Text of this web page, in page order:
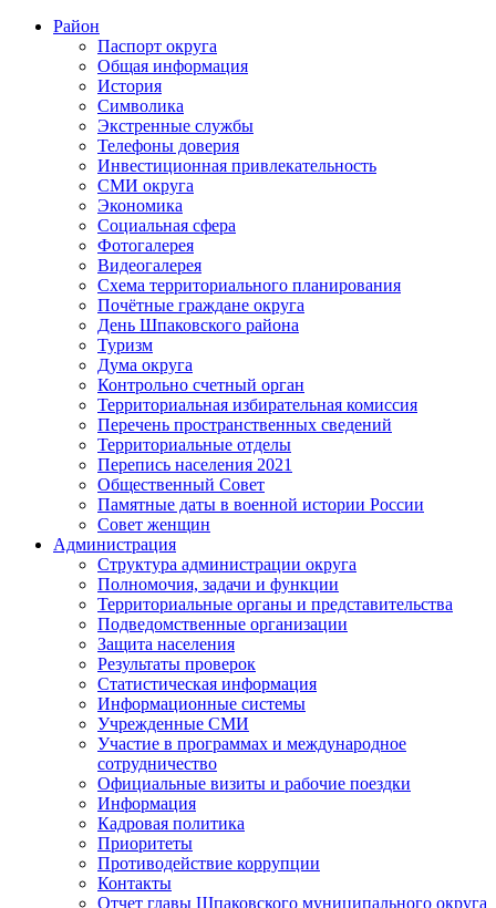
Район
Паспорт округа
Общая информация
История
Символика
Экстренные службы
Телефоны доверия
Инвестиционная привлекательность
СМИ округа
Экономика
Социальная сфера
Фотогалерея
Видеогалерея
Схема территориального планирования
Почётные граждане округа
День Шпаковского района
Туризм
Дума округа
Контрольно счетный орган
Территориальная избирательная комиссия
Перечень пространственных сведений
Территориальные отделы
Перепись населения 2021
Общественный Совет
Памятные даты в военной истории России
Совет женщин
Администрация
Структура администрации округа
Полномочия, задачи и функции
Территориальные органы и представительства
Подведомственные организации
Защита населения
Результаты проверок
Статистическая информация
Информационные системы
Учрежденные СМИ
Участие в программах и международное
сотрудничество
Официальные визиты и рабочие поездки
Информация
Кадровая политика
Приоритеты
Противодействие коррупции
Контакты
Отчет главы Шпаковского муниципального округа